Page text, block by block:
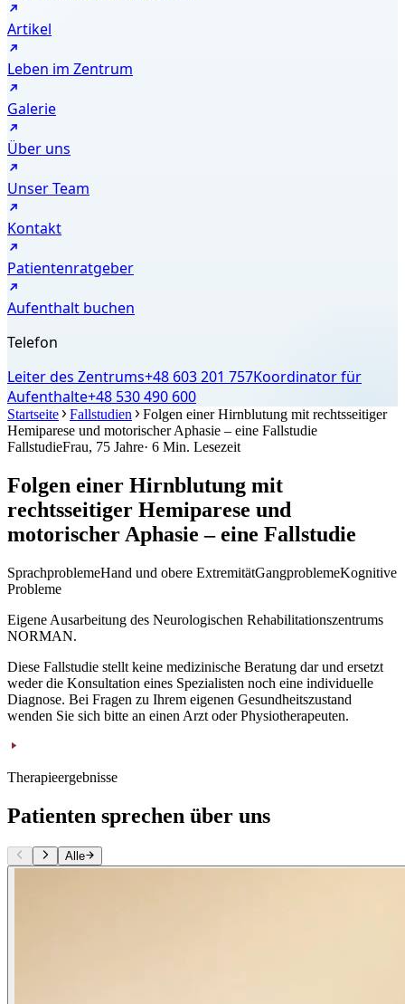
Artikel
Leben im Zentrum
Galerie
Über uns
Unser Team
Kontakt
Patientenratgeber
Aufenthalt buchen
Telefon
Leiter des Zentrums+48 603 201 757Koordinator für
Aufenthalte+48 530 490 600
Startseite Fallstudien
Folgen einer Hirnblutung mit rechtsseitiger
Hemiparese und motorischer Aphasie – eine Fallstudie
FallstudieFrau, 75 Jahre· 6 Min. Lesezeit
Folgen einer Hirnblutung mit
rechtsseitiger Hemiparese und
motorischer Aphasie – eine Fallstudie
SprachproblemeHand und obere ExtremitätGangproblemeKognitive
Probleme
Eigene Ausarbeitung des Neurologischen Rehabilitationszentrums
NORMAN.
Diese Fallstudie stellt keine medizinische Beratung dar und ersetzt
weder die Konsultation eines Spezialisten noch eine individuelle
Diagnose. Bei Fragen zu Ihrem eigenen Gesundheitszustand
wenden Sie sich bitte an einen Arzt oder Physiotherapeuten.
Therapieergebnisse
Patienten sprechen über uns
Alle